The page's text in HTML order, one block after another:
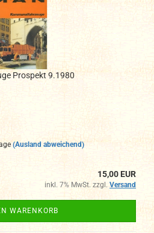
Prospekt 9.1980
(Ausland abweichend)
15,00 EUR
inkl. 7% MwSt. zzgl. Versand
WARENKORB